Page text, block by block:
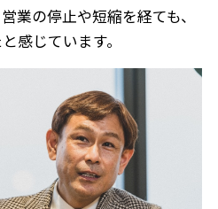
業の停止や短縮を経ても、
感じています。